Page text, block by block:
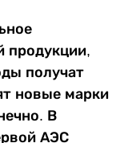
продукции,
получат
новые марки
В
АЭС